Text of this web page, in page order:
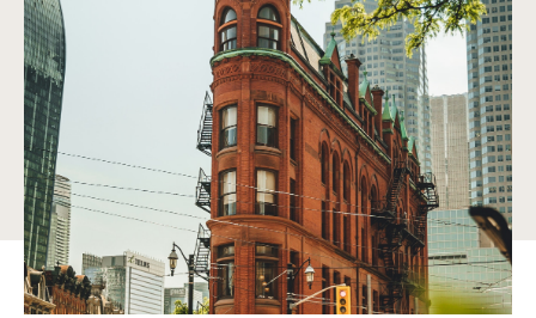
Abondance de parcs et de places verts.
Condos et maisons situés au centre des quartiers les plus
recherchés de Montréal et de Toronto. Nos propriétés sont
entourées d'espaces verts et bon nombre d'entre elles ont
des caractéristiques telles que des jardins privés, des patios
et des cours.